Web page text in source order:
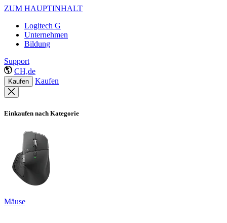
ZUM HAUPTINHALT
Logitech G
Unternehmen
Bildung
Support
CH,de
Kaufen Kaufen
Einkaufen nach Kategorie
Mäuse